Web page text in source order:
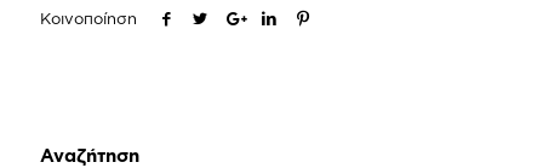
Κοινοποίηση
Αναζήτηση